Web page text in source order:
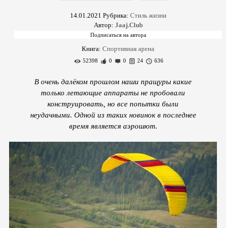
14.01.2021 Рубрика: Стиль жизни
Автор: Jaaj.Club
Книга: Спортивная арена
52398 0 0 24 636
В очень далёком прошлом наши пращуры какие
только летающие аппараты не пробовали
конструировать, но все попытки были
неудачными. Одной из таких новинок в последнее
время является аэрошют.